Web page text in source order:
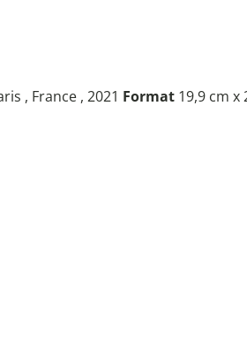
, France , 2021 Format 19,9 cm x